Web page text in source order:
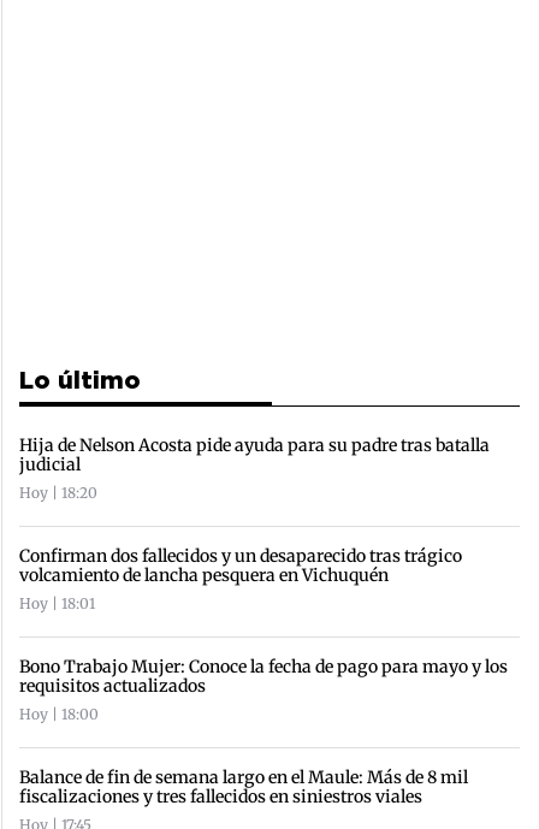
Lo último
Hija de Nelson Acosta pide ayuda para su padre tras batalla
judicial
Hoy | 18:20
Confirman dos fallecidos y un desaparecido tras trágico
volcamiento de lancha pesquera en Vichuquén
Hoy | 18:01
Bono Trabajo Mujer: Conoce la fecha de pago para mayo y los
requisitos actualizados
Hoy | 18:00
Balance de fin de semana largo en el Maule: Más de 8 mil
fiscalizaciones y tres fallecidos en siniestros viales
Hoy | 17:45